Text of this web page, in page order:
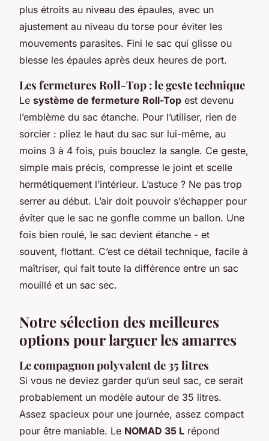
plus étroits au niveau des épaules, avec un
ajustement au niveau du torse pour éviter les
mouvements parasites. Fini le sac qui glisse ou
blesse les épaules après deux heures de port.
Les fermetures Roll-Top : le geste technique
Le système de fermeture Roll-Top est devenu
l’emblème du sac étanche. Pour l’utiliser, rien de
sorcier : pliez le haut du sac sur lui-même, au
moins 3 à 4 fois, puis bouclez la sangle. Ce geste,
simple mais précis, compresse le joint et scelle
hermétiquement l’intérieur. L’astuce ? Ne pas trop
serrer au début. L’air doit pouvoir s’échapper pour
éviter que le sac ne gonfle comme un ballon. Une
fois bien roulé, le sac devient étanche - et
souvent, flottant. C’est ce détail technique, facile à
maîtriser, qui fait toute la différence entre un sac
mouillé et un sac sec.
Notre sélection des meilleures
options pour larguer les amarres
Le compagnon polyvalent de 35 litres
Si vous ne deviez garder qu’un seul sac, ce serait
probablement un modèle autour de 35 litres.
Assez spacieux pour une journée, assez compact
pour être maniable. Le NOMAD 35 L répond